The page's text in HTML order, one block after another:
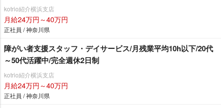
kotrio紹介横浜支店
月給24万円～40万円
正社員 / 神奈川県
障がい者支援スタッフ・デイサービス/月残業平均10h以下/20代
～50代活躍中/完全週休2日制
kotrio紹介横浜支店
月給24万円～40万円
正社員 / 神奈川県